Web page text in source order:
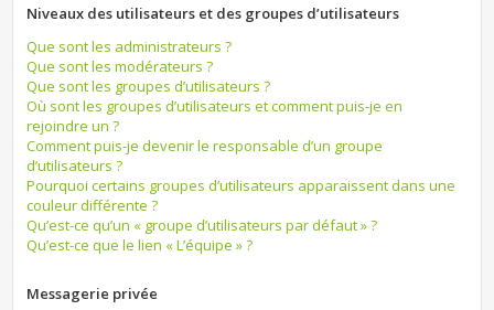
Niveaux des utilisateurs et des groupes d’utilisateurs
Que sont les administrateurs ?
Que sont les modérateurs ?
Que sont les groupes d’utilisateurs ?
Où sont les groupes d’utilisateurs et comment puis-je en
rejoindre un ?
Comment puis-je devenir le responsable d’un groupe
d’utilisateurs ?
Pourquoi certains groupes d’utilisateurs apparaissent dans une
couleur différente ?
Qu’est-ce qu’un « groupe d’utilisateurs par défaut » ?
Qu’est-ce que le lien « L’équipe » ?
Messagerie privée